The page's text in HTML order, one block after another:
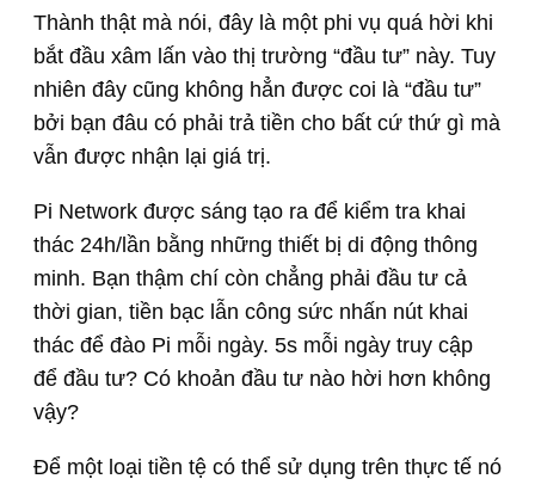
Thành thật mà nói, đây là một phi vụ quá hời khi
bắt đầu xâm lấn vào thị trường “đầu tư” này. Tuy
nhiên đây cũng không hẳn được coi là “đầu tư”
bởi bạn đâu có phải trả tiền cho bất cứ thứ gì mà
vẫn được nhận lại giá trị.
Pi Network được sáng tạo ra để kiểm tra khai
thác 24h/lần bằng những thiết bị di động thông
minh. Bạn thậm chí còn chẳng phải đầu tư cả
thời gian, tiền bạc lẫn công sức nhấn nút khai
thác để đào Pi mỗi ngày. 5s mỗi ngày truy cập
để đầu tư? Có khoản đầu tư nào hời hơn không
vậy?
Để một loại tiền tệ có thể sử dụng trên thực tế nó